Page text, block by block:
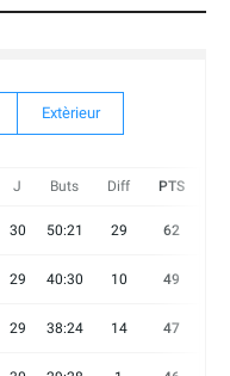
Extèrieur
J Buts Diff PTS
30 50:21 29 62
29 40:30 10 49
29 38:24 14 47